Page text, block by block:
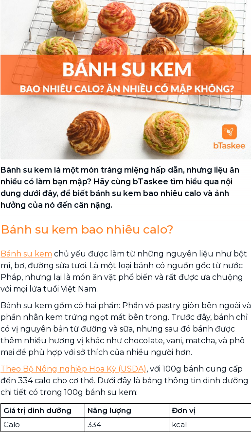
Chuyển nhà trọn gói, không lo dọn
dẹp nơi đi nơi đến
Vệ sinh công nghiệp NEW
Vệ sinh chuyên nghiệp cho văn
phòng, nhà xưởng, công trình lớn
Bánh su kem là một món tráng miệng hấp dẫn, nhưng liệu ăn
nhiều có làm bạn mập? Hãy cùng bTaskee tìm hiểu qua nội
dung dưới đây, để biết bánh su kem bao nhiêu calo và ảnh
hưởng của nó đến cân nặng.
Bánh su kem bao nhiêu calo?
Bánh su kem chủ yếu được làm từ những nguyên liệu như bột
mì, bơ, đường sữa tươi. Là một loại bánh có nguồn gốc từ nước
Pháp, nhưng lại là món ăn vặt phổ biến và rất được ưa chuộng
với mọi lứa tuổi Việt Nam.
Bánh su kem gồm có hai phần: Phần vỏ pastry giòn bên ngoài và
phần nhân kem trứng ngọt mát bên trong. Trước đây, bánh chỉ
có vị nguyên bản từ đường và sữa, nhưng sau đó bánh được
thêm nhiều hương vị khác như chocolate, vani, matcha, và phô
mai để phù hợp với sở thích của nhiều người hơn.
Theo Bộ Nông nghiệp Hoa Kỳ (USDA), với 100g bánh cung cấp
đến 334 calo cho cơ thể. Dưới đây là bảng thông tin dinh dưỡng
chi tiết có trong 100g bánh su kem:
Giá trị dinh dưỡng
Năng lượng
Đơn vị
Calo
334
kcal